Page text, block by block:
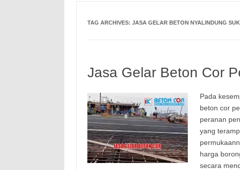
TAG ARCHIVES: JASA GELAR BETON NYALINDUNG
Jasa Gelar Beton Cor
Pada
beton cor
peranan
yang
harga
secara